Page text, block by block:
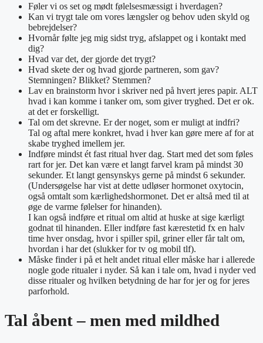
Føler vi os set og mødt følelsesmæssigt i hverdagen?
Kan vi trygt tale om vores længsler og behov uden skyld og
bebrejdelser?
Hvornår følte jeg mig sidst tryg, afslappet og i kontakt med
dig?
Hvad var det, der gjorde det trygt?
Hvad skete der og hvad gjorde partneren, som gav?
Stemningen? Blikket? Stemmen?
Lav en brainstorm hvor i skriver ned på hvert jeres papir. ALT
hvad i kan komme i tanker om, som giver tryghed. Det er ok.
at det er forskelligt.
Tal om det skrevne. Er der noget, som er muligt at indfri?
Tal og aftal mere konkret, hvad i hver kan gøre mere af for at
skabe tryghed imellem jer.
Indføre mindst ét fast ritual hver dag. Start med det som føles
rart for jer. Det kan være et langt farvel kram på mindst 30
sekunder. Et langt gensynskys gerne på mindst 6 sekunder.
(Undersøgelse har vist at dette udløser hormonet oxytocin,
også omtalt som kærlighedshormonet. Det er altså med til at
øge de varme følelser for hinanden).
I kan også indføre et ritual om altid at huske at sige kærligt
godnat til hinanden. Eller indføre fast kærestetid fx en halv
time hver onsdag, hvor i spiller spil, griner eller får talt om,
hvordan i har det (slukker for tv og mobil tlf).
Måske finder i på et helt andet ritual eller måske har i allerede
nogle gode ritualer i nyder. Så kan i tale om, hvad i nyder ved
disse ritualer og hvilken betydning de har for jer og for jeres
parforhold.
Tal åbent – men med mildhed